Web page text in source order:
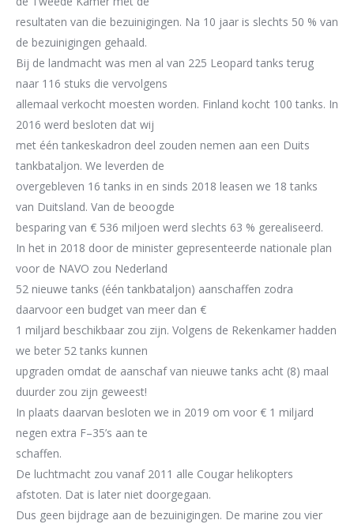
resultaten van die bezuinigingen. Na 10 jaar is slechts 50 % van
de bezuinigingen gehaald.
Bij de landmacht was men al van 225 Leopard tanks terug
naar 116 stuks die vervolgens
allemaal verkocht moesten worden. Finland kocht 100 tanks. In
2016 werd besloten dat wij
met één tankeskadron deel zouden nemen aan een Duits
tankbataljon. We leverden de
overgebleven 16 tanks in en sinds 2018 leasen we 18 tanks
van Duitsland. Van de beoogde
besparing van € 536 miljoen werd slechts 63 % gerealiseerd.
In het in 2018 door de minister gepresenteerde nationale plan
voor de NAVO zou Nederland
52 nieuwe tanks (één tankbataljon) aanschaffen zodra
daarvoor een budget van meer dan €
1 miljard beschikbaar zou zijn. Volgens de Rekenkamer hadden
we beter 52 tanks kunnen
upgraden omdat de aanschaf van nieuwe tanks acht (8) maal
duurder zou zijn geweest!
In plaats daarvan besloten we in 2019 om voor € 1 miljard
negen extra F–35’s aan te
schaffen.
De luchtmacht zou vanaf 2011 alle Cougar helikopters
afstoten. Dat is later niet doorgegaan.
Dus geen bijdrage aan de bezuinigingen. De marine zou vier